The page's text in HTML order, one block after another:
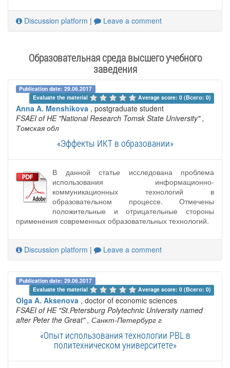
Discussion platform | Leave a comment
Образовательная среда высшего учебного
заведения
Publication date: 29.06.2017
Evaluate the material
Average score: 0 (Всего: 0)
Anna A. Menshikova , postgraduate student
FSAEI of HE "National Research Tomsk State University" ,
Томская обл
«Эффекты ИКТ в образовании»
В данной статье исследована проблема
использования информационно-
коммуникационных технологий в
образовательном процессе. Отмечены
положительные и отрицательные стороны
применения современных образовательных технологий.
Discussion platform | Leave a comment
Publication date: 29.06.2017
Evaluate the material
Average score: 0 (Всего: 0)
Olga A. Aksenova , doctor of economic sciences
FSAEI of HE "St.Petersburg Polytechnic University named
after Peter the Great" , Санкт-Петербург г
«Опыт использования технологии PBL в
политехническом университете»